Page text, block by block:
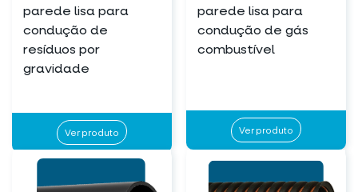
parede lisa para
condução de
resíduos por
gravidade
Ver produto
parede lisa para
condução de gás
combustível
Ver produto